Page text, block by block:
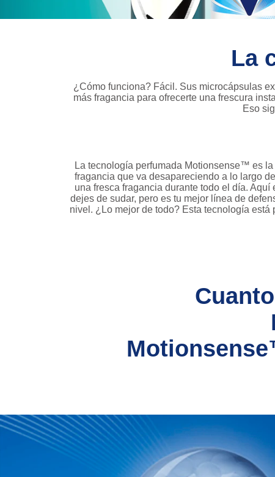
La
¿Cómo funciona? Fácil. Sus microcápsulas
más fragancia para ofrecerte una frescura
Eso
La tecnología perfumada Motionsense™ es
fragancia que va desapareciendo a lo largo
una fresca fragancia durante todo el día.
dejes de sudar, pero es tu mejor línea de
nivel. ¿Lo mejor de todo? Esta tecnología